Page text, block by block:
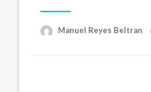
Manuel Reyes Beltran